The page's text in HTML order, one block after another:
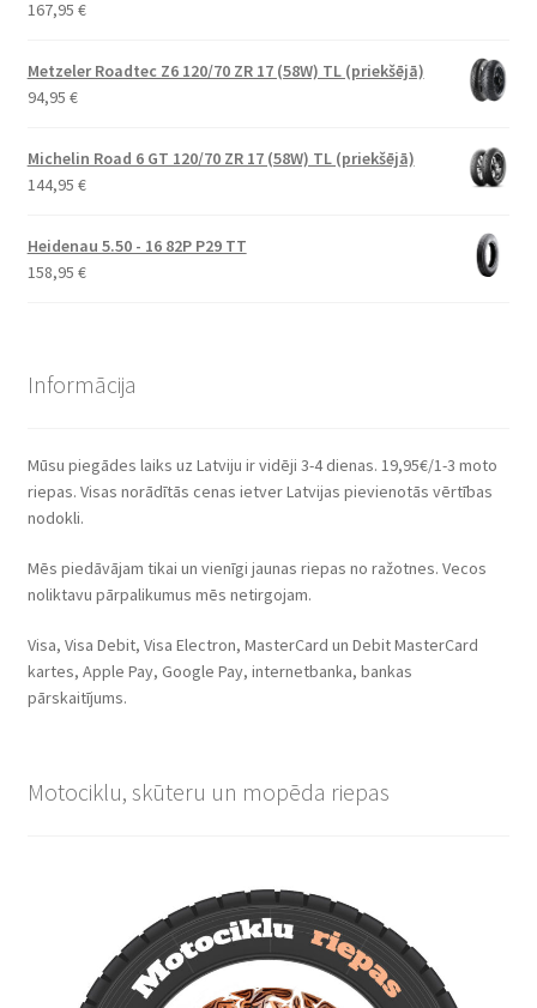
167,95 €
Metzeler Roadtec Z6 120/70 ZR 17 (58W) TL (priekšējā)
94,95 €
Michelin Road 6 GT 120/70 ZR 17 (58W) TL (priekšējā)
144,95 €
Heidenau 5.50 - 16 82P P29 TT
158,95 €
Informācija
Mūsu piegādes laiks uz Latviju ir vidēji 3-4 dienas. 19,95€/1-3 moto
riepas. Visas norādītās cenas ietver Latvijas pievienotās vērtības
nodokli.
Mēs piedāvājam tikai un vienīgi jaunas riepas no ražotnes. Vecos
noliktavu pārpalikumus mēs netirgojam.
Visa, Visa Debit, Visa Electron, MasterCard un Debit MasterCard
kartes, Apple Pay, Google Pay, internetbanka, bankas
pārskaitījums.
Motociklu, skūteru un mopēda riepas